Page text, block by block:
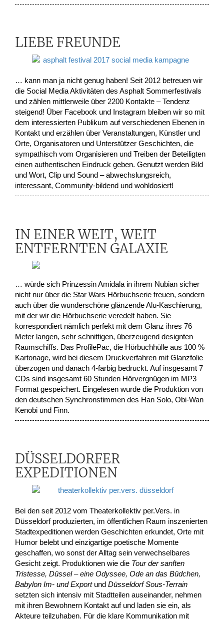
LIEBE FREUNDE
… kann man ja nicht genug haben! Seit 2012 betreuen wir
die Social Media Aktivitäten des Asphalt Sommerfestivals
und zählen mittlerweile über 2200 Kontakte – Tendenz
steigend! Über Facebook und Instagram bleiben wir so mit
dem interessierten Publikum auf verschiedenen Ebenen in
Kontakt und erzählen über Veranstaltungen, Künstler und
Orte, Organisatoren und Unterstützer Geschichten, die
sympathisch vom Organisieren und Treiben der Beteiligten
einen authentischen Eindruck geben. Genutzt werden Bild
und Wort, Clip und Sound – abwechslungsreich,
interessant, Community-bildend und wohldosiert!
IN EINER WEIT, WEIT
ENTFERNTEN GALAXIE
… würde sich Prinzessin Amidala in ihrem Nubian sicher
nicht nur über die Star Wars Hörbuchserie freuen, sondern
auch über die wunderschöne glänzende Alu-Kaschierung,
mit der wir die Hörbuchserie veredelt haben. Sie
korrespondiert nämlich perfekt mit dem Glanz ihres 76
Meter langen, sehr schnittigen, überzeugend designten
Raumschiffs. Das ProfilePac, die Hörbuchhülle aus 100 %
Kartonage, wird bei diesem Druckverfahren mit Glanzfolie
überzogen und danach 4-farbig bedruckt. Auf insgesamt 7
CDs sind insgesamt 60 Stunden Hörvergnügen im MP3
Format gespeichert. Eingelesen wurde die Produktion von
den deutschen Synchronstimmen des Han Solo, Obi-Wan
Kenobi und Finn.
DÜSSELDORFER
EXPEDITIONEN
Bei den seit 2012 vom Theaterkollektiv per.Vers. in
Düsseldorf produzierten, im öffentlichen Raum inszenierten
Stadtexpeditionen werden Geschichten erkundet, Orte mit
Humor belebt und einzigartige poetische Momente
geschaffen, wo sonst der Alltag sein verwechselbares
Gesicht zeigt. Produktionen wie die Tour der sanften
Tristesse, Düssel – eine Odyssee, Ode an das Büdchen,
Babylon Im- und Exportund Düsseldorf Sous-Terrain
setzten sich intensiv mit Stadtteilen auseinander, nehmen
mit ihren Bewohnern Kontakt auf und laden sie ein, als
Akteure teilzuhaben. Für die klare Kommunikation mit